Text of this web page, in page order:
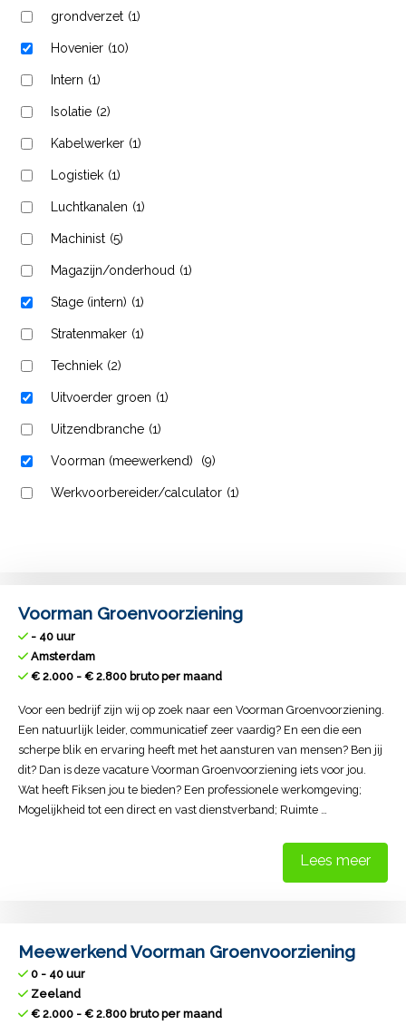
grondverzet (1)
Hovenier (10)
Intern (1)
Isolatie (2)
Kabelwerker (1)
Logistiek (1)
Luchtkanalen (1)
Machinist (5)
Magazijn/onderhoud (1)
Stage (intern) (1)
Stratenmaker (1)
Techniek (2)
Uitvoerder groen (1)
Uitzendbranche (1)
Voorman (meewerkend) (9)
Werkvoorbereider/calculator (1)
Voorman Groenvoorziening
- 40 uur
Amsterdam
€ 2.000 - € 2.800 bruto per maand
Voor een bedrijf zijn wij op zoek naar een Voorman Groenvoorziening.
Een natuurlijk leider, communicatief zeer vaardig? En een die een
scherpe blik en ervaring heeft met het aansturen van mensen? Ben jij
dit? Dan is deze vacature Voorman Groenvoorziening iets voor jou.
Wat heeft Fiksen jou te bieden? Een professionele werkomgeving;
Mogelijkheid tot een direct en vast dienstverband; Ruimte …
Lees meer
Meewerkend Voorman Groenvoorziening
0 - 40 uur
Zeeland
€ 2.000 - € 2.800 bruto per maand